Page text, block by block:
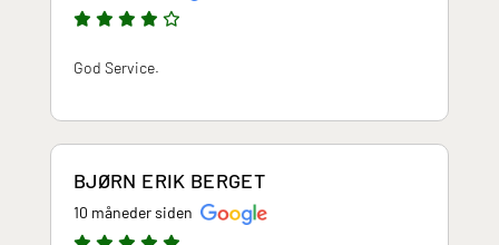
God Service.
BJØRN ERIK BERGET
10 måneder siden